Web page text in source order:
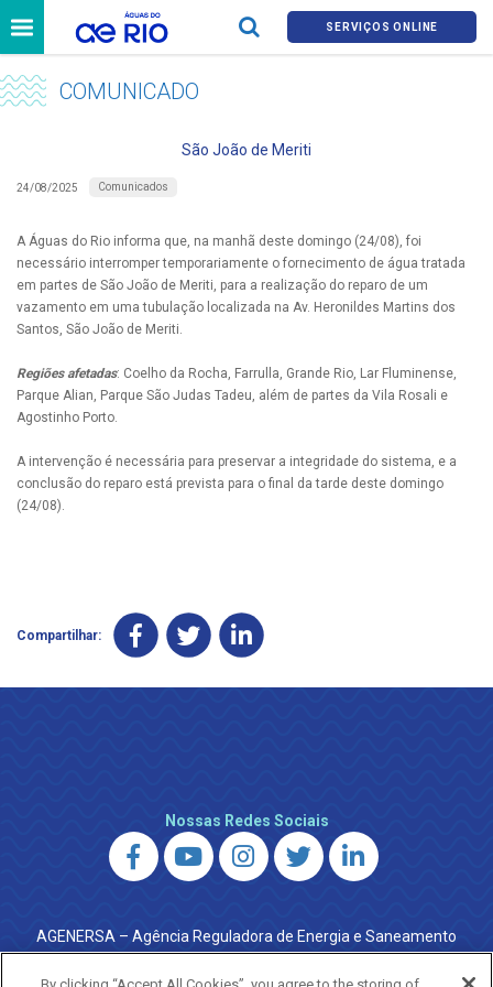
SERVIÇOS ONLINE
COMUNICADO
São João de Meriti
24/08/2025 Comunicados
A Águas do Rio informa que, na manhã deste domingo (24/08), foi
necessário interromper temporariamente o fornecimento de água tratada
em partes de São João de Meriti, para a realização do reparo de um
vazamento em uma tubulação localizada na Av. Heronildes Martins dos
Santos, São João de Meriti.
Regiões afetadas: Coelho da Rocha, Farrulla, Grande Rio, Lar Fluminense,
Parque Alian, Parque São Judas Tadeu, além de partes da Vila Rosali e
Agostinho Porto.
A intervenção é necessária para preservar a integridade do sistema, e a
conclusão do reparo está prevista para o final da tarde deste domingo
(24/08).
Compartilhar:
Nossas Redes Sociais
AGENERSA – Agência Reguladora de Energia e Saneamento
do Estado do Rio de Janeiro
0800 024 9040 · (21) 2332-6457 (WhatsApp) ·